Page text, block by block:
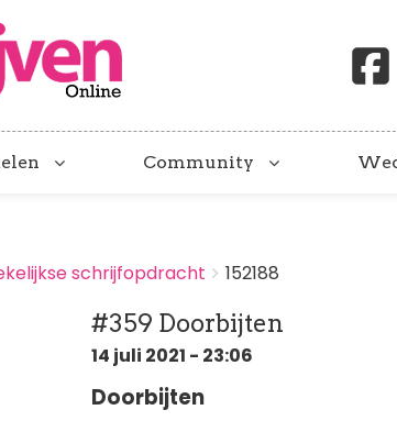
Community
schrijfopdracht 152188
#359 Doorbijten
14 juli 2021 - 23:06
Doorbijten